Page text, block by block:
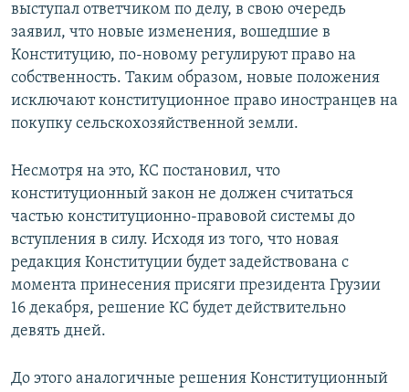
выступал ответчиком по делу, в свою очередь
заявил, что новые изменения, вошедшие в
Конституцию, по-новому регулируют право на
собственность. Таким образом, новые положения
исключают конституционное право иностранцев на
покупку сельскохозяйственной земли.
Несмотря на это, КС постановил, что
конституционный закон не должен считаться
частью конституционно-правовой системы до
вступления в силу. Исходя из того, что новая
редакция Конституции будет задействована с
момента принесения присяги президента Грузии
16 декабря, решение КС будет действительно
девять дней.
До этого аналогичные решения Конституционный